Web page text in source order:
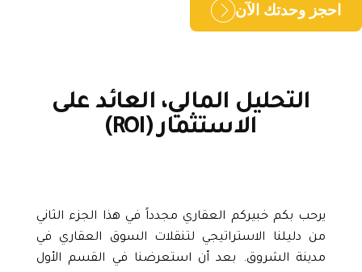
وحدتك الآن
التحليل المالي، العائد على
الاستثمار (ROI)
يرحب بكم خبيركم العقاري مجدداً في هذا الجزء الثاني
من دليلنا الاستراتيجي لتنقلات السوق العقاري في
مدينة الشروق. بعد أن استعرضنا في القسم الأول